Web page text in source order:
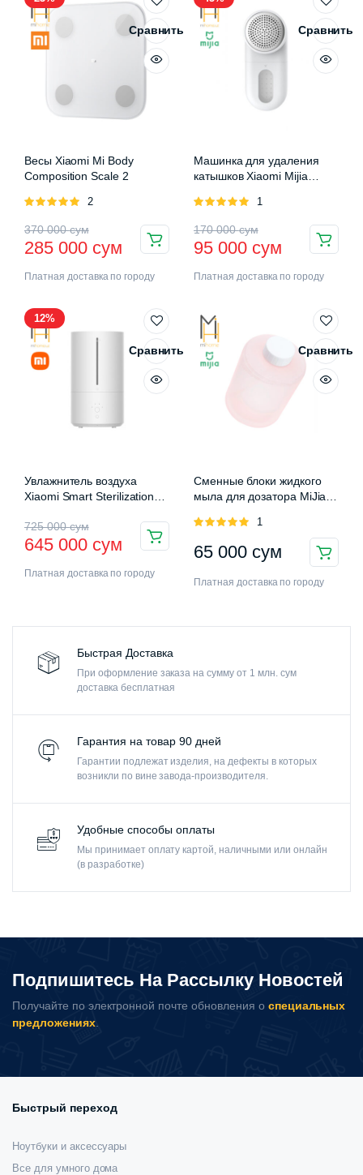
Быстрая Доставка
При оформление заказа на сумму от 1 млн. сум
доставка бесплатная
Гарантия на товар 90 дней
Гарантии подлежат изделия, на дефекты в которых
возникли по вине завода-производителя.
Удобные способы оплаты
Мы принимает оплату картой, наличными или онлайн
(в разработке)
Сравнить
Весы Xiaomi Mi Body
Composition Scale 2
Оценка
2
370 000сум
285 000 сум
Платная доставка по городу
Сравнить
Машинка для удаления
катышков Xiaomi Mijia
Оценка
1
170 000сум
95 000 сум
Платная доставка по городу
12%
Сравнить
Увлажнитель воздуха
Xiaomi Smart Sterilization
725 000сум
645 000 сум
Платная доставка по городу
Сравнить
Сменные блоки жидкого
мыла для дозатора MiJia
Dispenser
Оценка
1
65 000 сум
Платная доставка по городу
Подпишитесь На Рассылку Новостей
Получайте по электронной почте обновления о специальных
предложениях.
Быстрый переход
Ноутбуки и аксессуары
Все для умного дома